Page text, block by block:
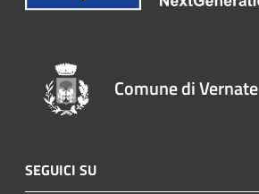
Comune di Vernate
SEGUICI SU